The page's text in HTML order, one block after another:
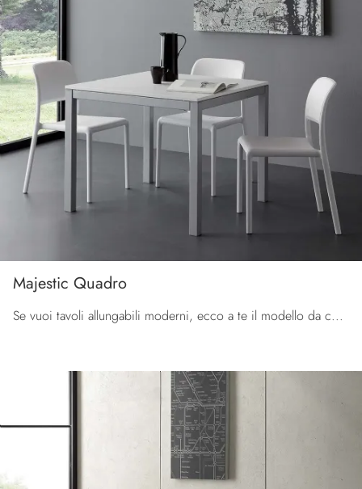
Majestic Quadro
Se vuoi tavoli allungabili moderni, ecco a te il modello da cucina in melaminico Majestic Quadro dell'azienda La Seggiola.